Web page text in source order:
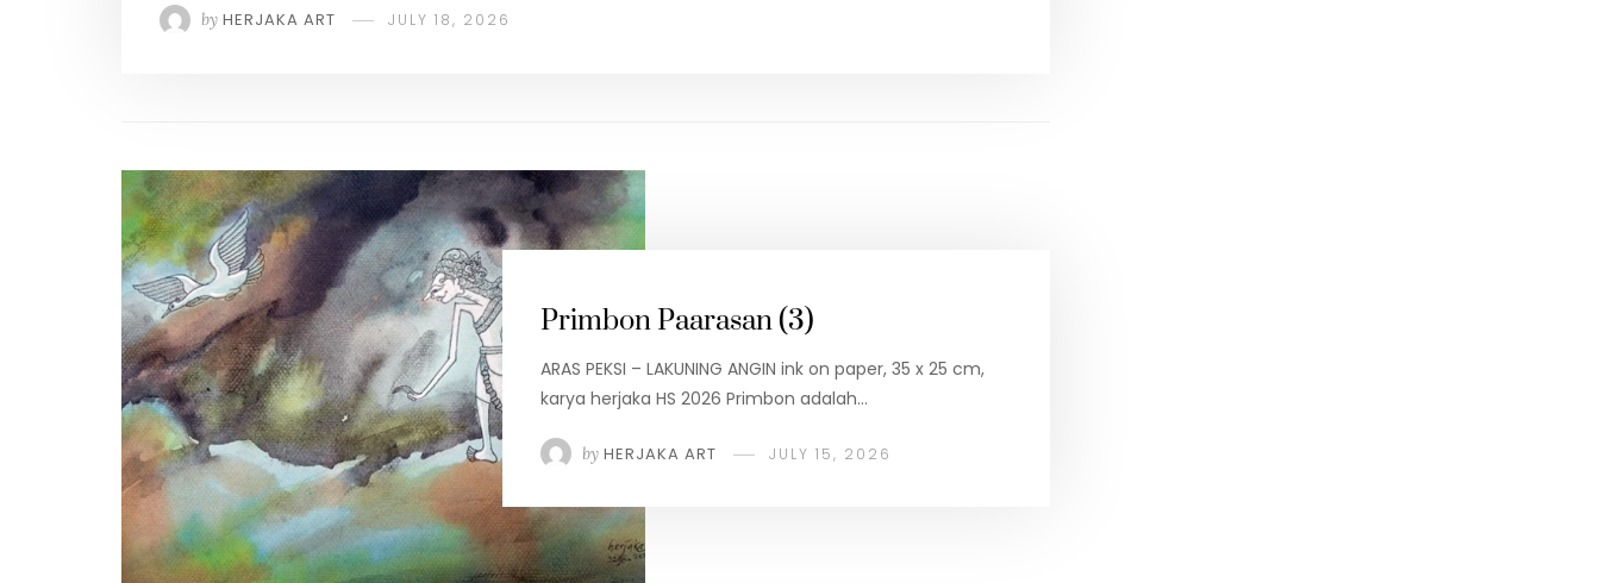
by HERJAKA ART JULY 18, 2026
Primbon Paarasan (3)
ARAS PEKSI – LAKUNING ANGIN ink on paper, 35 x 25 cm,
karya herjaka HS 2026 Primbon adalah…
by HERJAKA ART JULY 15, 2026